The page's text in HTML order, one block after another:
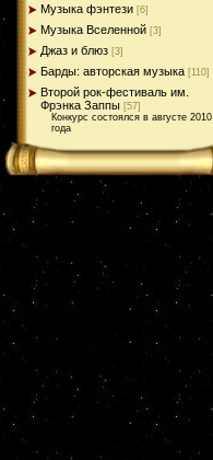
Музыка фэнтези [6]
Музыка Вселенной [3]
Джаз и блюз [3]
Барды: авторская музыка [110]
Второй рок-фестиваль им.
Фрэнка Заппы [57]
Конкурс состоялся в августе 2010
года